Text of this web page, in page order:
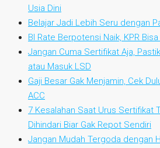
Usia Dini
Belajar Jadi Lebih Seru dengan
BI Rate Berpotensi Naik, KPR
Jangan Cuma Sertifikat Aja,
atau Masuk LSD
Gaji Besar Gak Menjamin, Cek
ACC
7 Kesalahan Saat Urus Sertifikat
Dihindari Biar Gak Repot Sendiri
Jangan Mudah Tergoda dengan